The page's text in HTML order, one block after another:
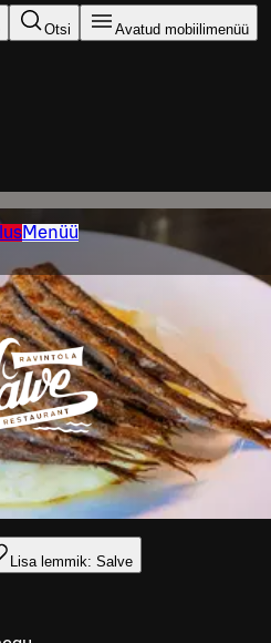
Otsi Avatud mobiilimenüü
Menüü
Lisa lemmik: Salve